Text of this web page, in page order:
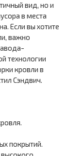
вид, но и
в места
Если вы хотите
важно
технологии
кровли в
Сэндвич.
покрытий.